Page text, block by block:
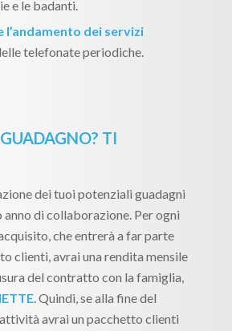
e le badanti.
dei servizi
telefonate periodiche.
TI
dei tuoi potenziali guadagni
di collaborazione. Per ogni
che entrerà a far parte
clienti, avrai una rendita mensile
del contratto con la famiglia,
. Quindi, se alla fine del
avrai un pacchetto clienti